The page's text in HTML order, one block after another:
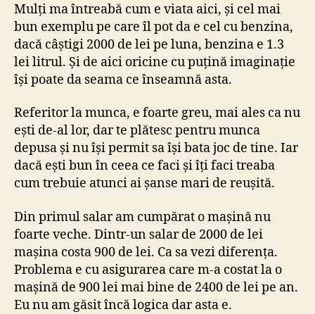
Mulți ma întreabă cum e viata aici, și cel mai
bun exemplu pe care îl pot da e cel cu benzina,
dacă câștigi 2000 de lei pe luna, benzina e 1.3
lei litrul. Și de aici oricine cu puțină imaginație
își poate da seama ce înseamnă asta.
Referitor la munca, e foarte greu, mai ales ca nu
ești de-al lor, dar te plătesc pentru munca
depusa și nu își permit sa își bata joc de tine. Iar
dacă ești bun în ceea ce faci și îți faci treaba
cum trebuie atunci ai șanse mari de reușită.
Din primul salar am cumpărat o mașină nu
foarte veche. Dintr-un salar de 2000 de lei
mașina costa 900 de lei. Ca sa vezi diferența.
Problema e cu asigurarea care m-a costat la o
mașină de 900 lei mai bine de 2400 de lei pe an.
Eu nu am găsit încă logica dar asta e.